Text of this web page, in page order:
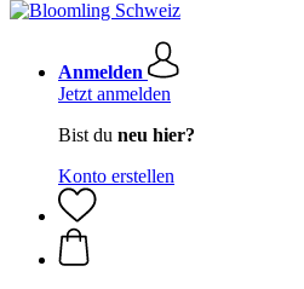
Anmelden
Jetzt anmelden
Bist du neu hier?
Konto erstellen